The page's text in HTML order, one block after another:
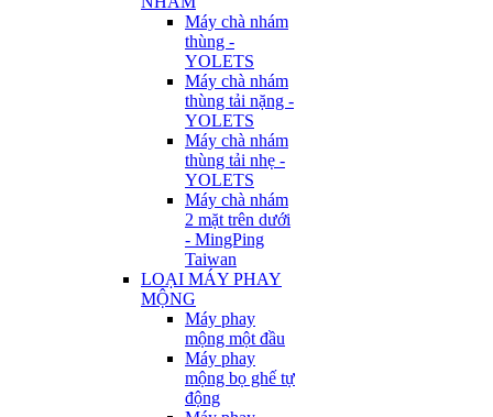
Máy chà nhám
thùng -
YOLETS
Máy chà nhám
thùng tải nặng -
YOLETS
Máy chà nhám
thùng tải nhẹ -
YOLETS
Máy chà nhám
2 mặt trên dưới
- MingPing
Taiwan
LOẠI MÁY PHAY
MỘNG
Máy phay
mộng một đầu
Máy phay
mộng bọ ghế tự
động